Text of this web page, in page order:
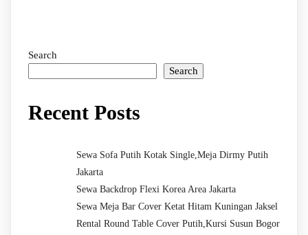
Search
Search
Recent Posts
Sewa Sofa Putih Kotak Single,Meja Dirmy Putih
Jakarta
Sewa Backdrop Flexi Korea Area Jakarta
Sewa Meja Bar Cover Ketat Hitam Kuningan Jaksel
Rental Round Table Cover Putih,Kursi Susun Bogor